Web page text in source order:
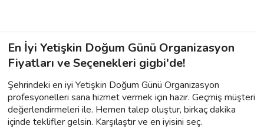
En İyi Yetişkin Doğum Günü Organizasyon
Fiyatları ve Seçenekleri gigbi'de!
Şehrindeki en iyi Yetişkin Doğum Günü Organizasyon
profesyonelleri sana hizmet vermek için hazır. Geçmiş müşteri
değerlendirmeleri ile. Hemen talep oluştur, birkaç dakika
içinde teklifler gelsin. Karşılaştır ve en iyisini seç.